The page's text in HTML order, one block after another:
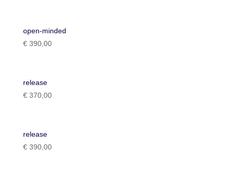
open-minded
€390,00
release
€370,00
release
€390,00